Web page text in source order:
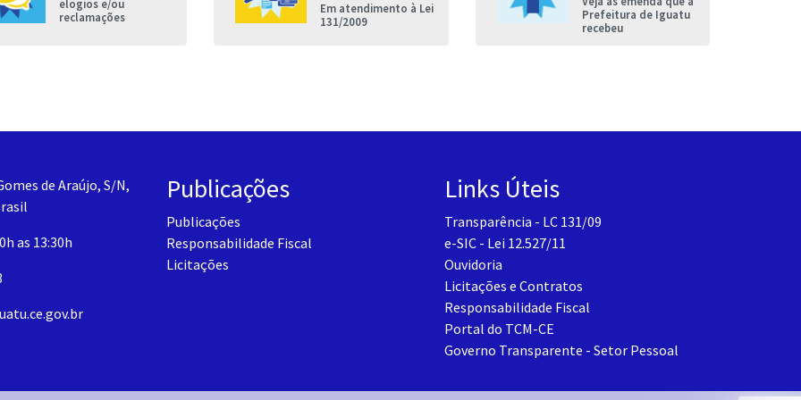
elogios e/ou
reclamações
Em atendimento à Lei
131/2009
Prefeitura de Iguatu
recebeu
de Araújo, S/N,
as 13:30h
Publicações
Publicações
Responsabilidade Fiscal
Licitações
Links Úteis
Transparência - LC 131/09
e-SIC - Lei 12.527/11
Ouvidoria
Licitações e Contratos
Responsabilidade Fiscal
Portal do TCM-CE
Governo Transparente - Setor Pessoal